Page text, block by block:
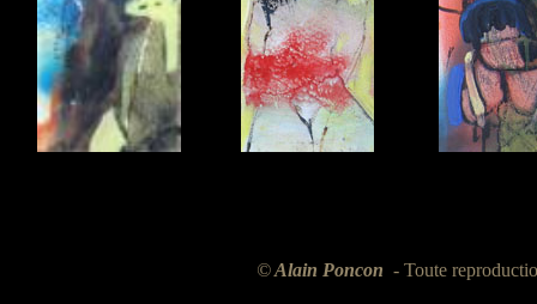
©Alain Poncon - Toute